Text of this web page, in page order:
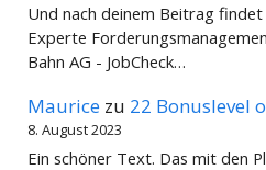
Und nach deinem Beitrag findet
Experte
Bahn AG - JobCheck…
Maurice zu 22 Bonuslevel
8. August 2023
Ein schöner Text. Das mit den